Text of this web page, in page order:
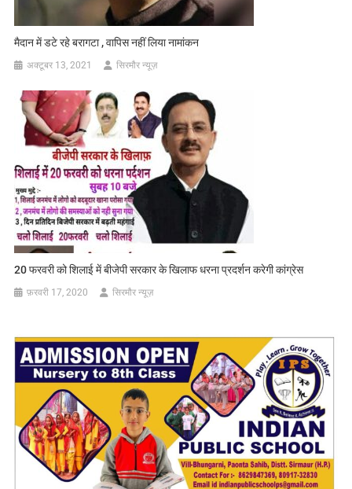
मैदान में डटे रहे बरागटा , वापिस नहीं लिया नामांकन
अक्टूबर 13, 2021 सिरमौर न्यूज़
20 फरवरी को शिलाई में बीजेपी सरकार के खिलाफ धरना प्रदर्शन करेगी कांग्रेस
फ़रवरी 17, 2020 सिरमौर न्यूज़